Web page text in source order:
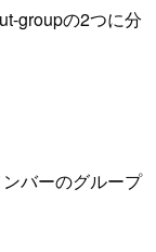
groupの2つに分
バーのグループ